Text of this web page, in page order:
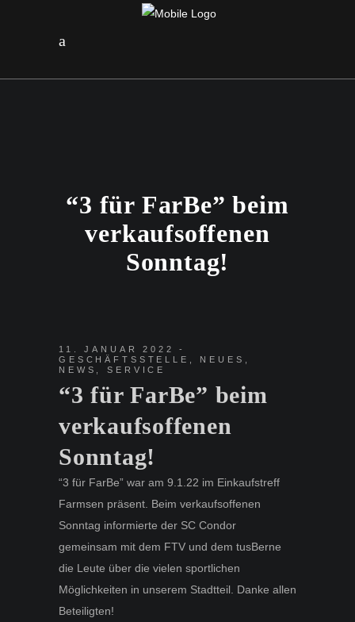
“3 für FarBe” beim
verkaufsoffenen
Sonntag!
11. JANUAR 2022
GESCHÄFTSSTELLE
NEUES
NEWS
,SERVICE
“3 für FarBe” beim
verkaufsoffenen
Sonntag!
“3 für FarBe” war am 9.1.22 im Einkaufstreff
Farmsen präsent. Beim verkaufsoffenen
Sonntag informierte der SC Condor
gemeinsam mit dem FTV und dem tusBerne
die Leute über die vielen sportlichen
Möglichkeiten in unserem Stadtteil. Danke allen
Beteiligten!